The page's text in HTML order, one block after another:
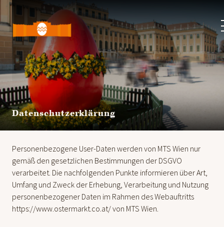
Ostermarkt
Schloss
Schönbrunn
Datenschutzerklärung
Personenbezogene User-Daten werden von MTS Wien nur
gemäß den gesetzlichen Bestimmungen der DSGVO
verarbeitet. Die nachfolgenden Punkte informieren über Art,
Umfang und Zweck der Erhebung, Verarbeitung und Nutzung
personenbezogener Daten im Rahmen des Webauftritts
https://www.ostermarkt.co.at/ von MTS Wien.